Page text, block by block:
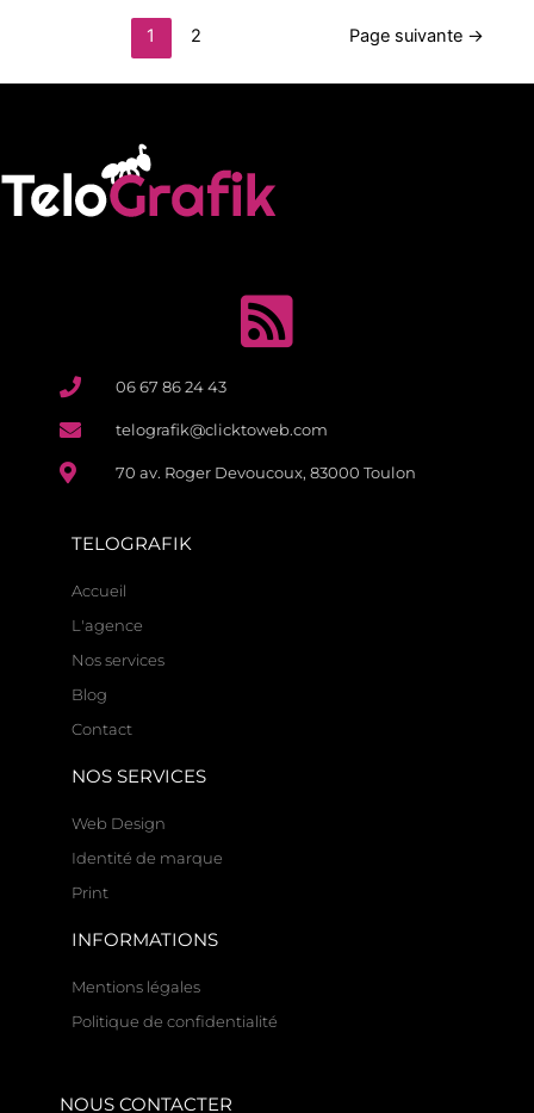
1 2 Page suivante →
06 67 86 24 43
telografik@clicktoweb.com
70 av. Roger Devoucoux, 83000 Toulon
TELOGRAFIK
Accueil
L'agence
Nos services
Blog
Contact
NOS SERVICES
Web Design
Identité de marque
Print
INFORMATIONS
Mentions légales
Politique de confidentialité
NOUS CONTACTER